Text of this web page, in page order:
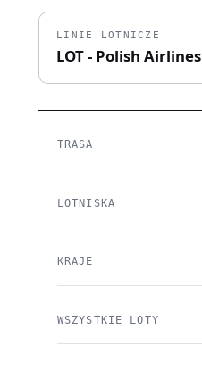
LINIE LOTNICZE
LOT - Polish Airlines
TRASA
LOTNISKA
KRAJE
WSZYSTKIE LOTY